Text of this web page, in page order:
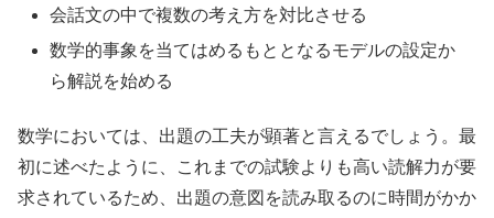
会話文の中で複数の考え方を対比させる
数学的事象を当てはめるもととなるモデルの設定か
ら解説を始める
数学においては、出題の工夫が顕著と言えるでしょう。最
初に述べたように、これまでの試験よりも高い読解力が要
求されているため、出題の意図を読み取るのに時間がかか